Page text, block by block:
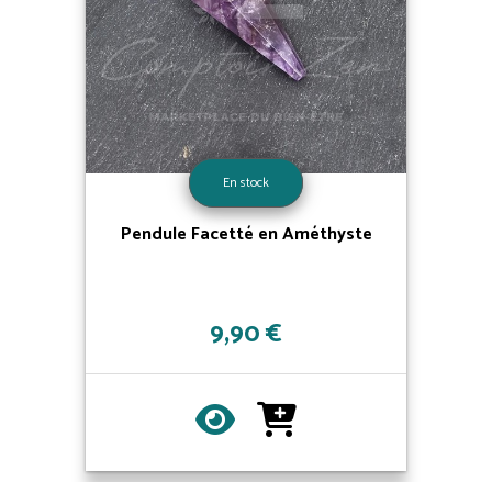
En stock
Pendule Facetté en Améthyste
9,90 €